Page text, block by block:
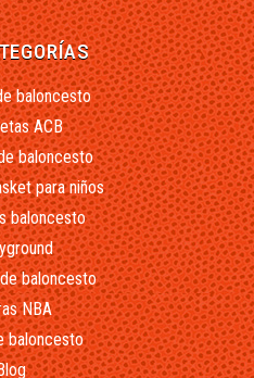
baloncesto
ACB
baloncesto
para niños
baloncesto
baloncesto
NBA
baloncesto